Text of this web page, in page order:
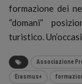
formazione dei
“domani”
turistico.
Associazione
Erasmus+